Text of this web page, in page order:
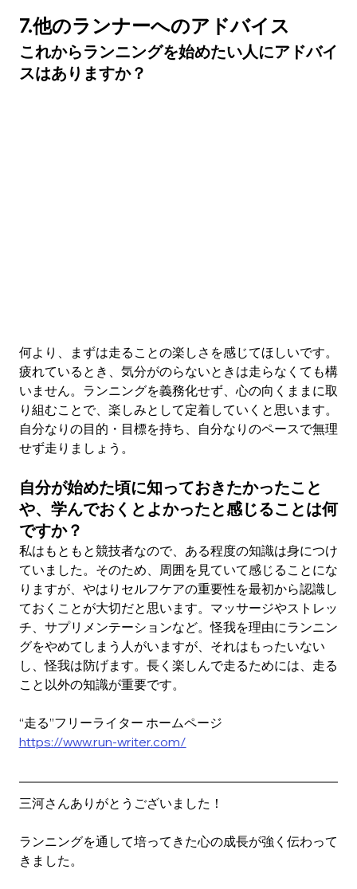
7.他のランナーへのアドバイス
これからランニングを始めたい人にアドバイ
スはありますか？
何より、まずは走ることの楽しさを感じてほしいです。
疲れているとき、気分がのらないときは走らなくても構
いません。ランニングを義務化せず、心の向くままに取
り組むことで、楽しみとして定着していくと思います。
自分なりの目的・目標を持ち、自分なりのペースで無理
せず走りましょう。
自分が始めた頃に知っておきたかったこと
や、学んでおくとよかったと感じることは何
ですか？
私はもともと競技者なので、ある程度の知識は身につけ
ていました。そのため、周囲を見ていて感じることにな
りますが、やはりセルフケアの重要性を最初から認識し
ておくことが大切だと思います。マッサージやストレッ
チ、サプリメンテーションなど。怪我を理由にランニン
グをやめてしまう人がいますが、それはもったいない
し、怪我は防げます。長く楽しんで走るためには、走る
こと以外の知識が重要です。
“走る”フリーライター ホームページ
https://www.run-writer.com/
三河さんありがとうございました！
ランニングを通して培ってきた心の成長が強く伝わって
きました。